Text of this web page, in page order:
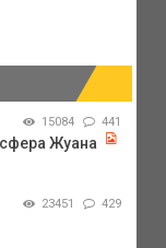
15084 441
Жуана
23451 429